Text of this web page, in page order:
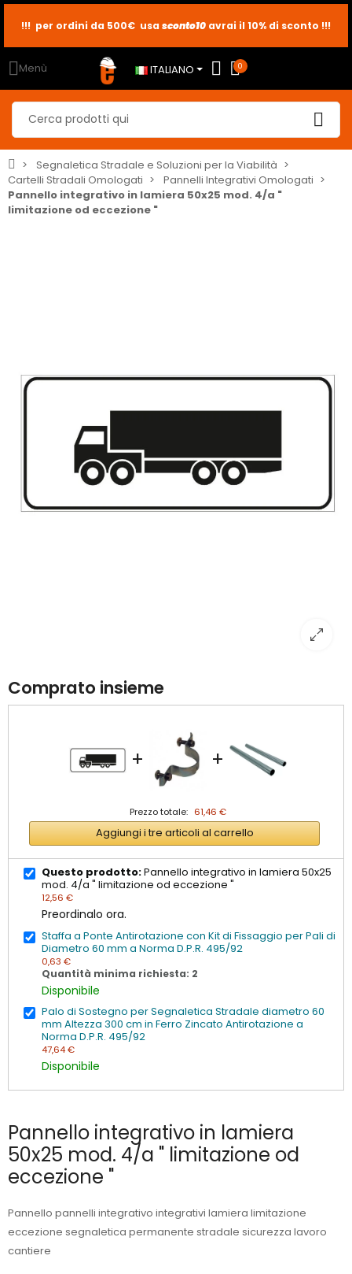
sconto2
sconto5
sconto10
Menù ITALIANO 0
Segnaletica Stradale e Soluzioni per la Viabilità
Cartelli Stradali Omologati
Pannelli Integrativi Omologati
Pannello integrativo in lamiera 50x25 mod. 4/a "
limitazione od eccezione "
Comprato insieme
+ +
Prezzo totale: 61,46 €
Aggiungi i tre articoli al carrello
Questo prodotto:Pannello integrativo in lamiera 50x25
mod. 4/a " limitazione od eccezione "
12,56 €
Preordinalo ora.
Staffa a Ponte Antirotazione con Kit di Fissaggio per Pali di
Diametro 60 mm a Norma D.P.R. 495/92
0,63 €
Quantità minima richiesta: 2
Disponibile
Palo di Sostegno per Segnaletica Stradale diametro 60
mm Altezza 300 cm in Ferro Zincato Antirotazione a
Norma D.P.R. 495/92
47,64 €
Disponibile
Pannello integrativo in lamiera
50x25 mod. 4/a " limitazione od
eccezione "
Pannello pannelli integrativo integrativi lamiera limitazione
eccezione segnaletica permanente stradale sicurezza lavoro
cantiere